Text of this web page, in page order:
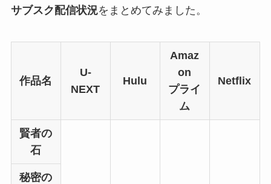
サブスク配信状況をまとめてみました。
作品名
U-
NEXT
Hulu
Amaz
on
プライ
ム
Netflix
賢者の
石
秘密の